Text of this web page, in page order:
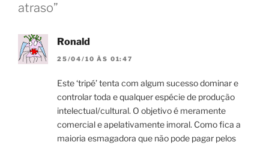
atraso”
Ronald
25/04/10 ÀS 01:47
Este ‘tripé’ tenta com algum sucesso dominar e
controlar toda e qualquer espécie de produção
intelectual/cultural. O objetivo é meramente
comercial e apelativamente imoral. Como fica a
maioria esmagadora que não pode pagar pelos